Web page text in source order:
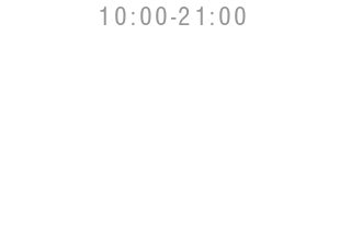
10:00-21:00